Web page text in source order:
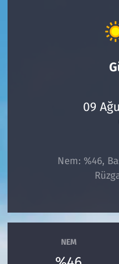
09
Nem: %46,
NEM